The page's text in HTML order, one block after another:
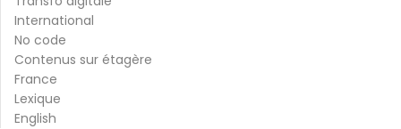
International
No code
Contenus sur étagère
France
Lexique
English